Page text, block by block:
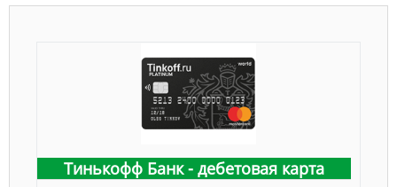
Тинькофф Банк - дебетовая карта